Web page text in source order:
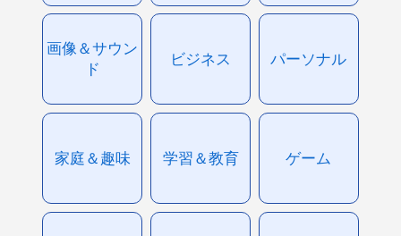
画像＆サウン
ド
ビジネス パーソナル
家庭＆趣味 学習＆教育 ゲーム